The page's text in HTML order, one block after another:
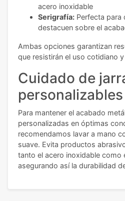
acero inoxidable
Serigrafía: Perfecta para
destacuen sobre el
Ambas opciones garantizan
que resistirán el uso cotidiano
Cuidado de
personalizables
Para mantener el acabado
personalizadas en óptimas
recomendamos lavar a mano
suave. Evita productos
tanto el acero inoxidable como
asegurando así la durabilidad